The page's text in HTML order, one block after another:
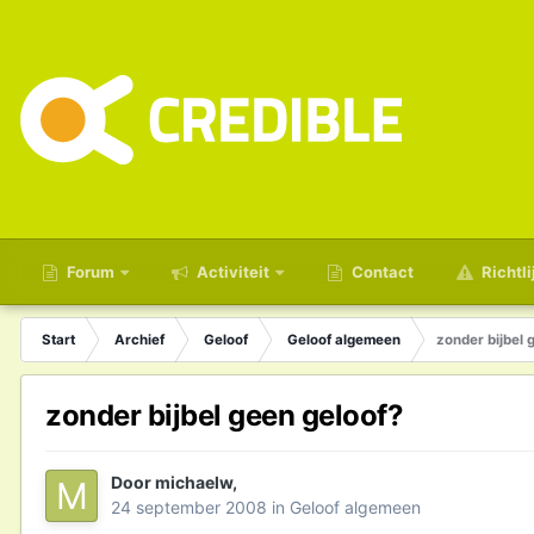
Forum Activiteit Contact
Start Archief Geloof Geloof algemeen
zonder bijbel
zonder bijbel geen geloof?
Doormichaelw,
24 september 2008 in Geloof algemeen